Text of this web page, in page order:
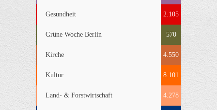
Gesundheit 2.105
Grüne Woche Berlin 570
Kirche 4.550
Kultur 8.101
Land- & Forstwirtschaft 4.278